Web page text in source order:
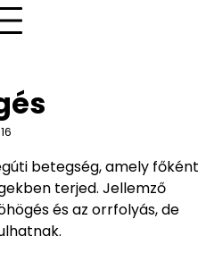
betegség, amely főként
terjed. Jellemző
és az orrfolyás, de